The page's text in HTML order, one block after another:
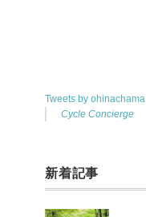
Tweets by ohinachama
Cycle Concierge
新着記事